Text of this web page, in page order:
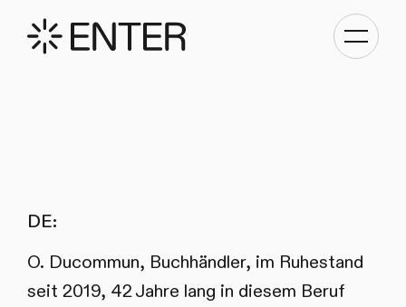
DE:
O. Ducommun, Buchhändler, im Ruhestand
seit 2019, 42 Jahre lang in diesem Beruf